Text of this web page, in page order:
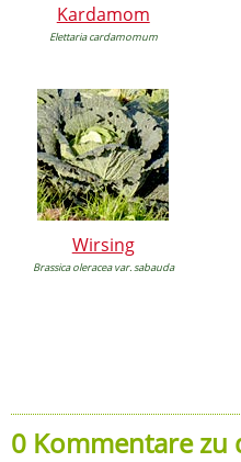
Kardamom
Elettaria cardamomum
Wirsing
Brassica oleracea var. sabauda
0 Kommentare zu